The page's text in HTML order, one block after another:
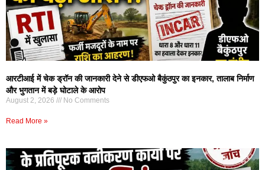
आरटीआई में चेक ड्रॉन की जानकारी देने से डीएफओ बैकुंठपुर का इनकार, तालाब निर्माण
और भुगतान में बड़े घोटाले के आरोप
August 2, 2026 No Comments
Read More »